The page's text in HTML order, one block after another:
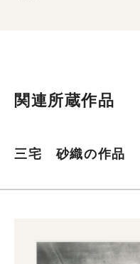
関連所蔵作品
三宅 砂織の作品